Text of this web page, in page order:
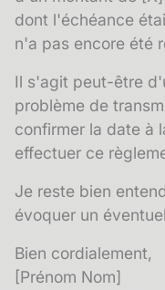
dont l'échéance
n'a pas encore été
Il s'agit peut-être
problème de
confirmer la date à
effectuer ce
Je reste bien
évoquer un
Bien cordialement,
[Prénom Nom]